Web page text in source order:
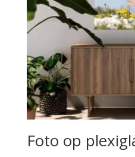
Foto op